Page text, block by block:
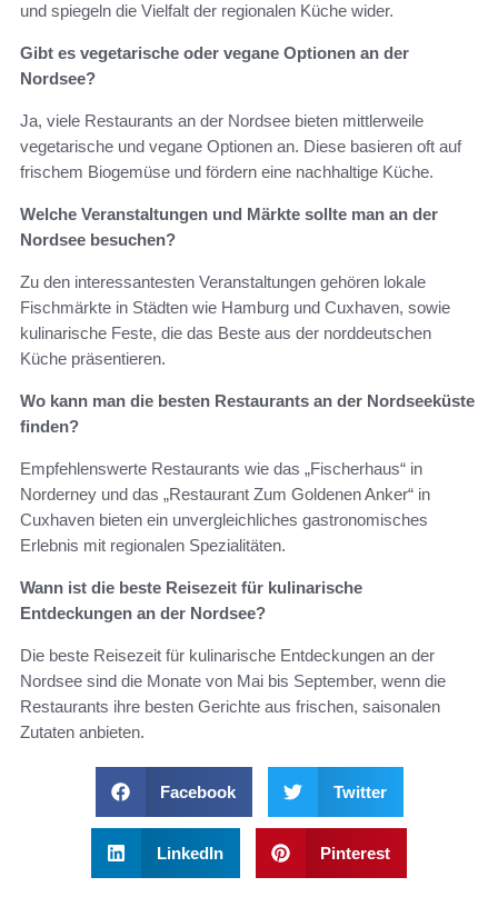
und spiegeln die Vielfalt der regionalen Küche wider.
Gibt es vegetarische oder vegane Optionen an der
Nordsee?
Ja, viele Restaurants an der Nordsee bieten mittlerweile
vegetarische und vegane Optionen an. Diese basieren oft auf
frischem Biogemüse und fördern eine nachhaltige Küche.
Welche Veranstaltungen und Märkte sollte man an der
Nordsee besuchen?
Zu den interessantesten Veranstaltungen gehören lokale
Fischmärkte in Städten wie Hamburg und Cuxhaven, sowie
kulinarische Feste, die das Beste aus der norddeutschen
Küche präsentieren.
Wo kann man die besten Restaurants an der Nordseeküste
finden?
Empfehlenswerte Restaurants wie das „Fischerhaus“ in
Norderney und das „Restaurant Zum Goldenen Anker“ in
Cuxhaven bieten ein unvergleichliches gastronomisches
Erlebnis mit regionalen Spezialitäten.
Wann ist die beste Reisezeit für kulinarische
Entdeckungen an der Nordsee?
Die beste Reisezeit für kulinarische Entdeckungen an der
Nordsee sind die Monate von Mai bis September, wenn die
Restaurants ihre besten Gerichte aus frischen, saisonalen
Zutaten anbieten.
Facebook Twitter
LinkedIn Pinterest